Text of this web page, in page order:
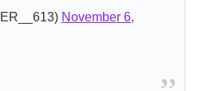
November 6,